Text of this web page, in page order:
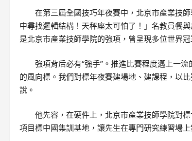
在第三屆全國技巧年夜賽中，北京市產業技
中尋找邏輯結構！天秤座太可怕了！」名教員餐
是北京市產業技師學院的強項，曾呈現多位世界冠
強項背后必有“強手”。推進比賽程度邁上一
的風向標。我們對標年夜賽建場地、建課程，以
說。
他先容，在硬件上，北京市產業技師學院對
項目標中國集訓基地，讓先生在專門研究練習場上